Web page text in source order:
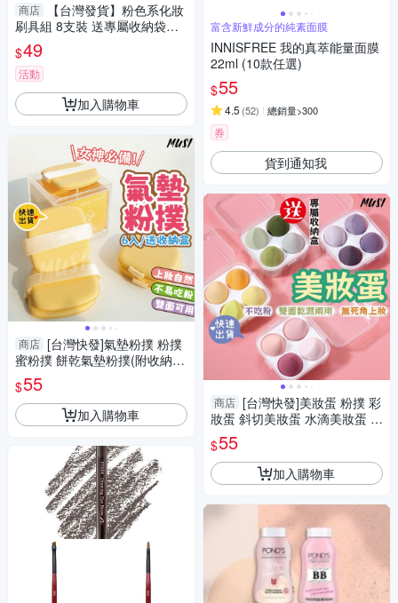
商店
【台灣發貨】粉色系化妝
刷具組 8支裝 送專屬收納袋【N
68】
$49
活動
加入購物車
商店 [台灣快發]氣墊粉撲 粉撲
蜜粉撲 餅乾氣墊粉撲(附收納
盒) 一盒六入 化妝粉撲 遮瑕粉
撲 底妝粉撲
$55
加入購物車
富含新鮮成分的純素面膜
INNISFREE 我的真萃能量面膜
22ml (10款任選)
$55
4.5 (52) 總銷量>300
券
貨到通知我
商店 [台灣快發]美妝蛋 粉撲 彩
妝蛋 斜切美妝蛋 水滴美妝蛋 化
妝蛋 美妝用品 化妝神器 化妝
海綿
$55
加入購物車